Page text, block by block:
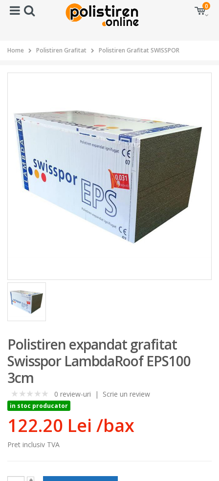
0
Home Polistiren Grafitat Polistiren Grafitat SWISSPOR
Polistiren expandat grafitat
Swisspor LambdaRoof EPS100
3cm
0
0 review-uri | Scrie un review
in stoc producator
122.20 Lei /bax
Pret inclusiv TVA